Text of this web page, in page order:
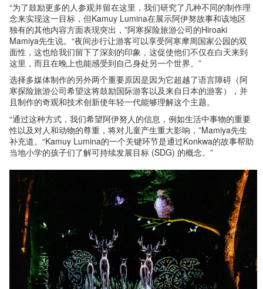
“为了鼓励更多的人参观并留在这里，我们研究了几种不同的制作理
念来实现这一目标，但Kamuy Lumina在展示阿伊努故事和该地区
独有的其他内容方面表现突出，”阿寒探险旅游公司的Hiroaki
Mamiya先生说。“夜间步行让游客可以享受阿寒摩周国家公园的双
面性，这也给我们留下了深刻的印象，这促使他们不仅在白天来到
这里，而且在晚上也能感受到自己身处另一个世界。”
选择多媒体制作的另外两个重要原因是因为它超越了语言障碍（阿
寒探险旅游公司希望这将鼓励国际游客以及来自日本的游客），并
且制作的奇观和技术创新使年轻一代能够理解这个主题。
“通过这种方式，我们希望阿伊努人的信息，例如生活中事物的重要
性以及对人和动物的尊重，将对儿童产生重大影响，”Mamiya先生
补充道。“Kamuy Lumina的一个关键环节是通过Konkwa的故事帮助
当地小学的孩子们了解可持续发展目标 (SDG) 的概念。”